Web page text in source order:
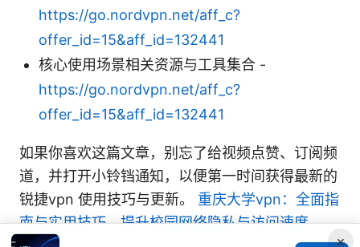
https://go.nordvpn.net/aff_c?
offer_id=15&aff_id=132441
核心使用场景相关资源与工具集合 -
https://go.nordvpn.net/aff_c?
offer_id=15&aff_id=132441
如果你喜欢这篇文章，别忘了给视频点赞、订阅频
道，并打开小铃铛通知，以便第一时间获得最新的
锐捷vpn 使用技巧与更新。 重庆大学vpn：全面指
南与实用技巧，提升校园网络隐私与访问速度
×